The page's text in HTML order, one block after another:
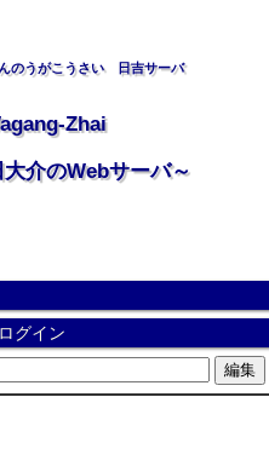
のうがこうさい 日吉サーバ
Zhai
介のWebサーバ～
ログイン